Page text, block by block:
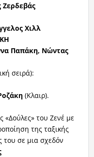
Χιλλ
Παπάκη, Νώντας
σειρά):
(Κλαιρ).
του Ζενέ με
της ταξικής
του σε μια σχεδόν